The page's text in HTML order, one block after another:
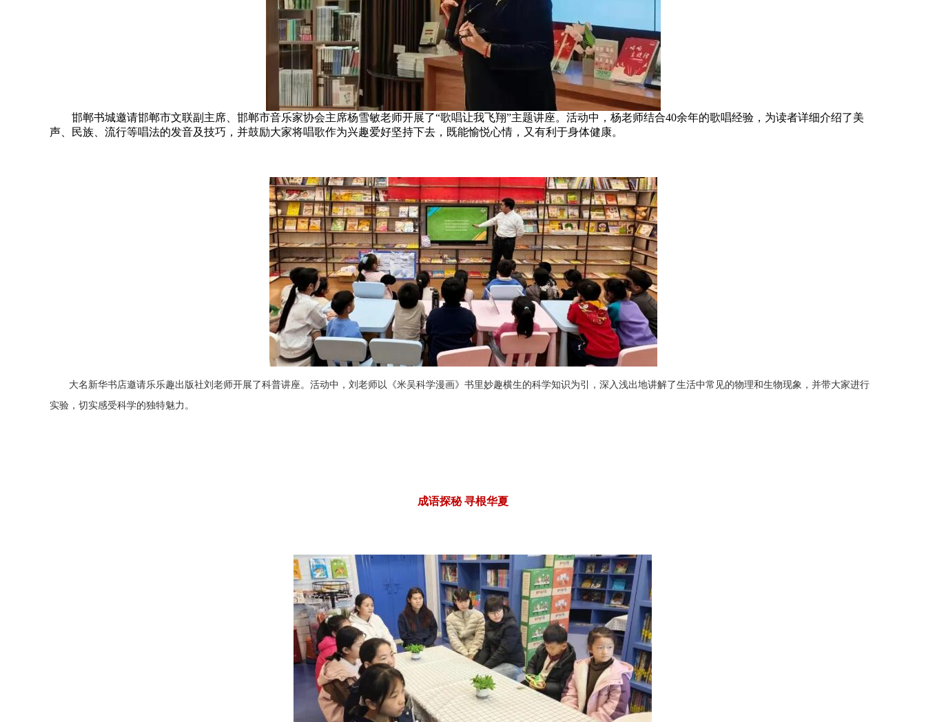
邯郸书城邀请邯郸市文联副主席、邯郸市音乐家协会主席杨雪敏老师开展了“歌唱让我飞翔”主题讲座。活动中，杨老师结合40余年的歌唱经验，为读者详细介绍了美
声、民族、流行等唱法的发音及技巧，并鼓励大家将唱歌作为兴趣爱好坚持下去，既能愉悦心情，又有利于身体健康。
大名新华书店邀请乐乐趣出版社刘老师开展了科普讲座。活动中，刘老师以《米吴科学漫画》书里妙趣横生的科学知识为引，深入浅出地讲解了生活中常见的物理和生物现象，并带大家进行
实验，切实感受科学的独特魅力。
成语探秘 寻根华夏